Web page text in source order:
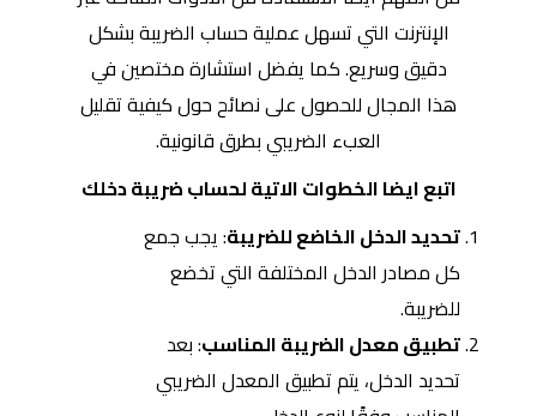
الإنترنت التي تسهل عملية حساب الضريبة بشكل
دقيق وسريع. كما يفضل استشارة مختصين في
هذا المجال للحصول على نصائح حول كيفية تقليل
العبء الضريبي بطرق قانونية.
اتبع ايضا الخطوات الاتية لحساب ضريبة دخلك
تحديد الدخل الخاضع للضريبة: يجب جمع
كل مصادر الدخل المختلفة التي تخضع
للضريبة.
تطبيق معدل الضريبة المناسب: بعد
تحديد الدخل، يتم تطبيق المعدل الضريبي